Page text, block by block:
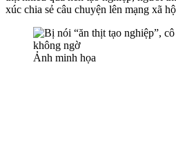
xúc chia sẻ câu chuyện lên mạng xã
Ảnh minh họa